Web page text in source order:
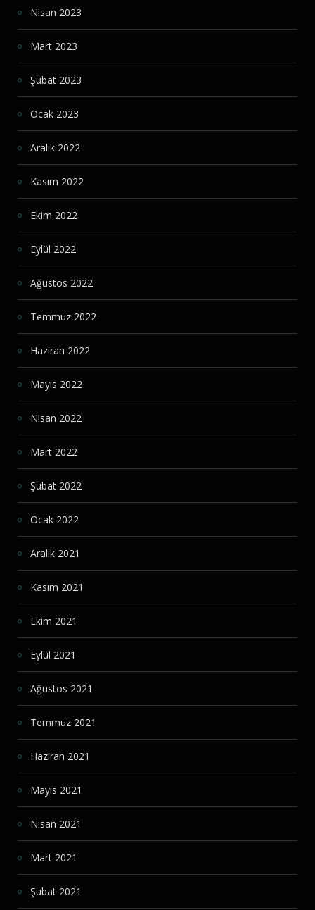
Nisan 2023
Mart 2023
Şubat 2023
Ocak 2023
Aralık 2022
Kasım 2022
Ekim 2022
Eylül 2022
Ağustos 2022
Temmuz 2022
Haziran 2022
Mayıs 2022
Nisan 2022
Mart 2022
Şubat 2022
Ocak 2022
Aralık 2021
Kasım 2021
Ekim 2021
Eylül 2021
Ağustos 2021
Temmuz 2021
Haziran 2021
Mayıs 2021
Nisan 2021
Mart 2021
Şubat 2021